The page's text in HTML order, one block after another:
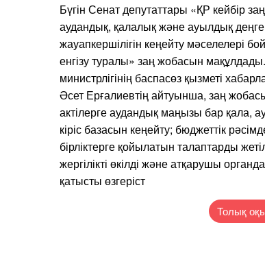
Бүгін Сенат депутаттары «ҚР кейбір
аудандық, қалалық және ауылдық
жауапкершілігін кеңейту мәселелері
енгізу туралы» заң жобасын
министрлігінің баспасөз қызметі
Әсет Ерғалиевтің айтуынша, заң
актілерге аудандық маңызы бар қала,
кіріс базасын кеңейту; бюджеттік
бірліктерге қойылатын талаптарды
жергілікті өкілді және атқарушы
қатысты өзгеріст
Толық